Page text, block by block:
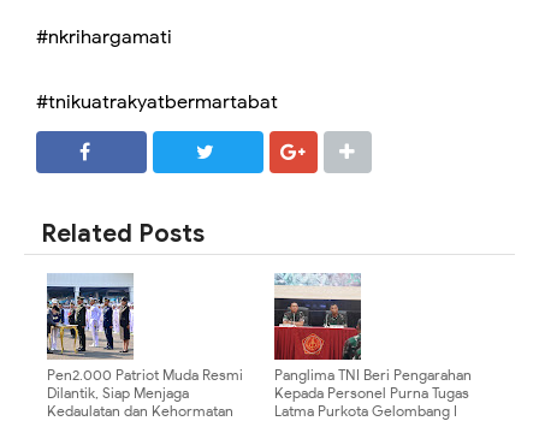
#nkrihargamati
#tnikuatrakyatbermartabat
Related Posts
Pen2.000 Patriot Muda Resmi
Dilantik, Siap Menjaga
Kedaulatan dan Kehormatan
Panglima TNI Beri Pengarahan
Kepada Personel Purna Tugas
Latma Purkota Gelombang I